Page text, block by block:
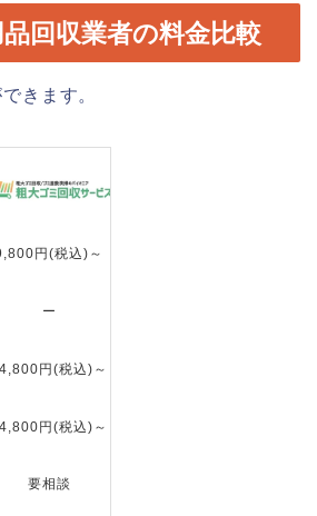
回収業者の料金比較
きます。
円(税込)～
ー
円(税込)～
円(税込)～
要相談